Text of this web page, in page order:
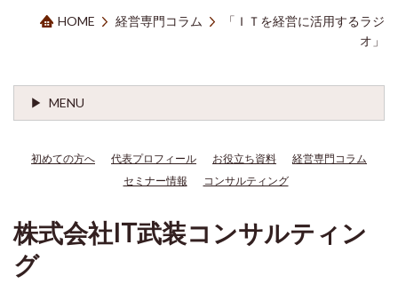
HOME 経営専門コラム
「ＩＴを経営に活用するラジ
オ」
MENU
初めての方へ 代表プロフィール お役立ち資料
経営専門コラム
セミナー情報
コンサルティング
株式会社IT武装コンサルティン
グ